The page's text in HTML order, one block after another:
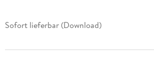
Sofort lieferbar (Download)